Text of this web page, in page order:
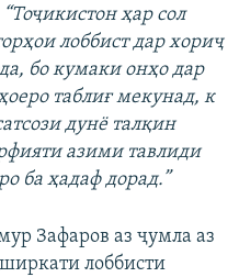
“Тоҷикистон ҳар сол
лоббист дар хориҷ
бо кумаки онҳо дар
таблиғ мекунад, к
дунё талқин
азими тавлиди
ба ҳадаф дорад.”
Зафаров аз ҷумла аз
лоббисти